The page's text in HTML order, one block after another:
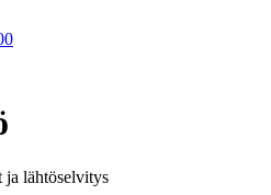
ja lähtöselvitys